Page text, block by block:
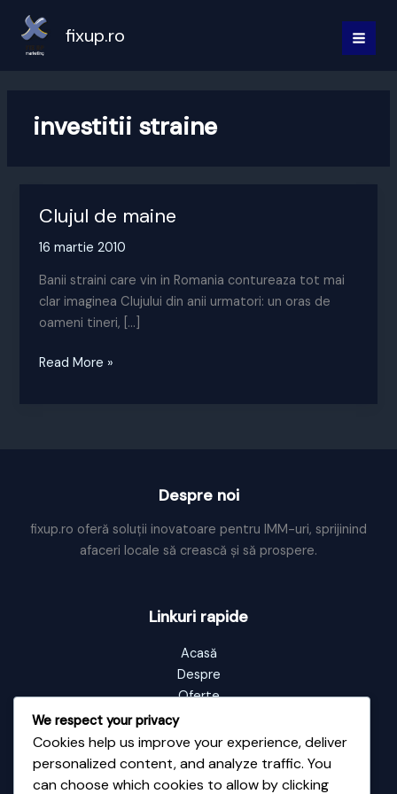
content
fixup.ro
investitii straine
Clujul de maine
16 martie 2010
Banii straini care vin in Romania contureaza tot mai
clar imaginea Clujului din anii urmatori: un oras de
oameni tineri, […]
Clujul
Read More »
Despre noi
fixup.ro oferă soluții inovatoare pentru IMM-uri, sprijinind
afaceri locale să crească și să prospere.
Linkuri rapide
Acasă
Despre
Oferte
Portofoliu
Blog
Contact
We respect your privacy
Cookies help us improve your experience, deliver
personalized content, and analyze traffic. You
can choose which cookies to allow by clicking